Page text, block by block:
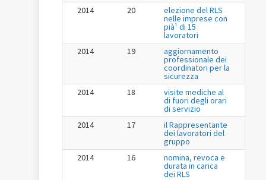
2014
20 elezione del RLS
nelle imprese con
pià¹ di 15
lavoratori
2014
19 aggiornamento
professionale dei
coordinatori per la
sicurezza
2014
18 visite mediche al
di fuori degli orari
di servizio
2014
17 il Rappresentante
dei lavoratori del
gruppo
2014
16 nomina, revoca e
durata in carica
dei RLS